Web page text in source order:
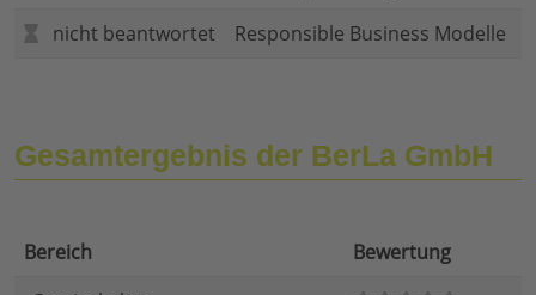
nicht beantwortet
Responsible Business Modelle
Gesamtergebnis der BerLa GmbH
Bereich
Bewertung